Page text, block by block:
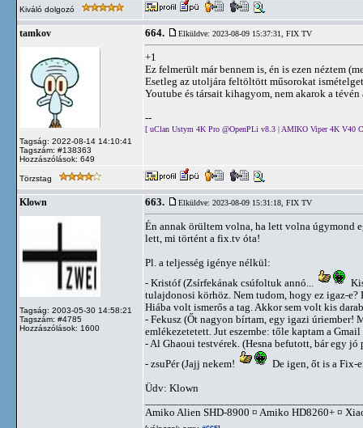
Kiváló dolgozó
tamkov
Tagság: 2022-08-14 14:10:41
Tagszám: #138363
Hozzászólások: 649
664. Elküldve: 2023-08-09 15:37:31, FIX TV
+1
Ez felmerült már bennem is, én is ezen néztem
Esetleg az utoljára feltöltött műsorokat
Youtube és társait kihagyom, nem akarok a
--
[ uClan Ustym 4K Pro @OpenPLi v8.3 | AMIKO Viper 4K
Törzstag
Klown
Tagság: 2003-05-30 14:58:21
Tagszám: #4785
Hozzászólások: 1600
663. Elküldve: 2023-08-09 15:31:18, FIX TV
Én annak örültem volna, ha lett volna úgymond
lett, mi történt a fix.tv óta!
Pl. a teljesség igénye nélkül:
- Kristóf (Zsírfekának csúfoltuk annó...
tulajdonosi körhöz. Nem tudom, hogy ez igaz-
Hiába volt ismerős a tag. Akkor sem volt kis
- Fekusz (Őt nagyon bírtam, egy igazi
emlékezetetett. Jut eszembe: tőle kaptam a
- Al Ghaoui testvérek. (Hesna befutott, bár egy jó
- zsuPér (Jajj nekem!
De igen, őt is a Fix-
Üdv: Klown
Amiko Alien SHD-8900 ¤ Amiko HD8260+ ¤